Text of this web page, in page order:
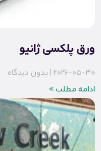
ورق پلکسی ژانیو
2026-05-30 بدون دیدگاه
ادامه مطلب »